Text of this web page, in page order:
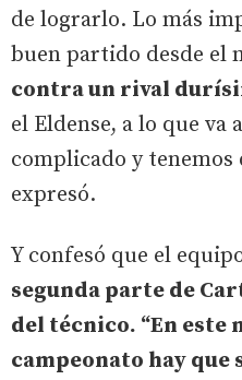
de lograrlo. Lo más
buen partido desde el
contra un rival
el Eldense, a lo que
complicado y tenemos
expresó.
Y confesó que el
segunda parte de
del técnico. “En este
campeonato hay